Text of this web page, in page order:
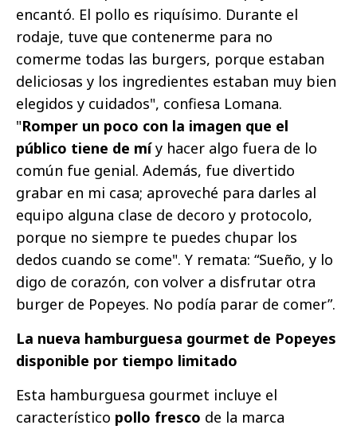
encantó. El pollo es riquísimo. Durante el
rodaje, tuve que contenerme para no
comerme todas las burgers, porque estaban
deliciosas y los ingredientes estaban muy bien
elegidos y cuidados", confiesa Lomana.
"Romper un poco con la imagen que el
público tiene de míy hacer algo fuera de lo
común fue genial. Además, fue divertido
grabar en mi casa; aproveché para darles al
equipo alguna clase de decoro y protocolo,
porque no siempre te puedes chupar los
dedos cuando se come". Y remata: “Sueño, y lo
digo de corazón, con volver a disfrutar otra
burger de Popeyes. No podía parar de comer”.
La nueva hamburguesa gourmet de Popeyes
disponible por tiempo limitado
Esta hamburguesa gourmet incluye el
característico pollo fresco de la marca